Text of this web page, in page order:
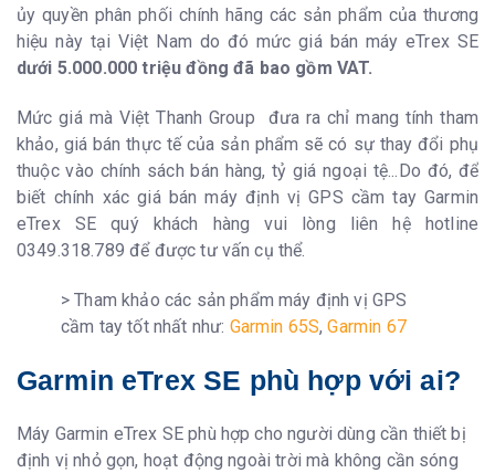
ủy quyền phân phối chính hãng các sản phẩm của thương
hiệu này tại Việt Nam do đó mức giá bán máy eTrex SE
dưới 5.000.000 triệu đồng đã bao gồm VAT.
Mức giá mà Việt Thanh Group đưa ra chỉ mang tính tham
khảo, giá bán thực tế của sản phẩm sẽ có sự thay đổi phụ
thuộc vào chính sách bán hàng, tỷ giá ngoại tệ...Do đó, để
biết chính xác giá bán máy định vị GPS cầm tay Garmin
eTrex SE quý khách hàng vui lòng liên hệ hotline
0349.318.789 để được tư vấn cụ thể.
> Tham khảo các sản phẩm máy định vị GPS
cầm tay tốt nhất như: Garmin 65S,Garmin 67
Garmin eTrex SE phù hợp với ai?
Máy Garmin eTrex SE phù hợp cho người dùng cần thiết bị
định vị nhỏ gọn, hoạt động ngoài trời mà không cần sóng